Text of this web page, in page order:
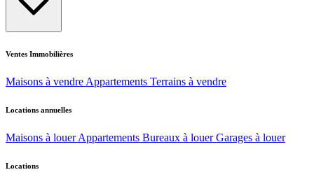
Ventes Immobilières
Maisons à vendre Appartements Terrains à vendre
Locations annuelles
Maisons à louer Appartements Bureaux à louer Garages à louer
Locations